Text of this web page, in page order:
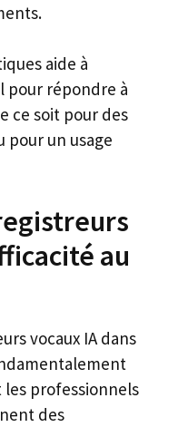
aide à
pour répondre à
ce soit pour des
pour un usage
au
vocaux IA dans
professionnels
des